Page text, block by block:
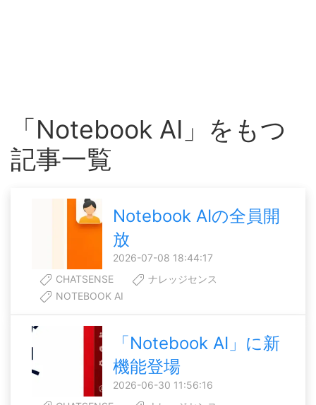
「Notebook AI」をもつ
記事一覧
Notebook AIの全員開
放
2026-07-08 18:44:17
CHATSENSE
ナレッジセンス
NOTEBOOK AI
「Notebook AI」に新
機能登場
2026-06-30 11:56:16